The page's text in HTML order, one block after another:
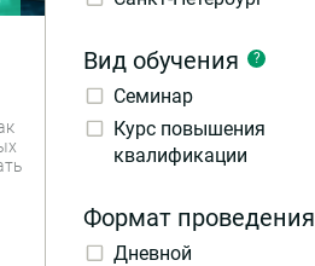
Вид обучения ?
Семинар
Курс повышения
квалификации
Формат проведения
Дневной